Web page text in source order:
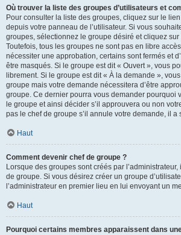
Où trouver la liste des groupes d’utilisateurs et
Pour consulter la liste des groupes, cliquez sur le lien
depuis votre panneau de l’utilisateur. Si vous
groupes, sélectionnez le groupe désiré et cliquez
Toutefois, tous les groupes ne sont pas en libre
nécessiter une approbation, certains sont fermés et
être masqués. Si le groupe est dit « Ouvert », vous
librement. Si le groupe est dit « À la demande »,
groupe mais votre demande nécessitera d’être
groupe. Ce dernier pourra vous demander pourquoi
le groupe et ainsi décider s’il approuvera ou non
pas le chef de groupe s’il annule votre demande, il a
Haut
Comment devenir chef de groupe ?
Lorsque des groupes sont créés par
de groupe. Si vous désirez créer un groupe
l’administrateur en premier lieu en lui envoyant un
Haut
Pourquoi certains membres apparaissent dans